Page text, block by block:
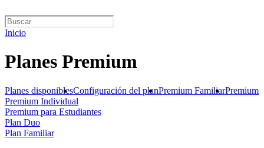
Inicio
Planes Premium
Planes disponiblesConfiguración del planPremium FamiliarPremium
Premium Individual
Premium para Estudiantes
Plan Duo
Plan Familiar